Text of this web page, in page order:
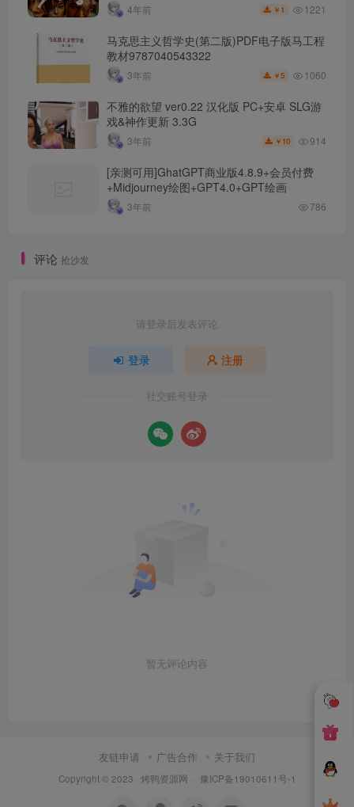
4年前 ￥ 1 1221
马克思主义哲学史(第二版)PDF电子版马工程
教材9787040543322
3年前 ￥5 1060
不雅的欲望 ver0.22 汉化版 PC+安卓 SLG游
戏&神作更新 3.3G
3年前 ￥ 10 914
[亲测可用]GhatGPT商业版4.8.9+会员付费
+Midjourney绘图+GPT4.0+GPT绘画
3年前 786
评论 抢沙发
请登录后发表评论
登录 注册
社交账号登录
暂无评论内容
友链申请 广告合作 关于我们
Copyright © 2023 · 烤鸭资源网 · 豫ICP备19010611号-1